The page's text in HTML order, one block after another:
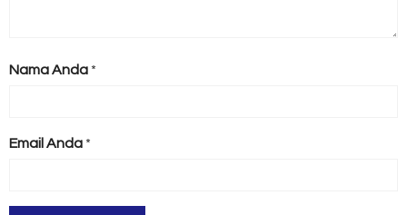
Nama Anda *
Email Anda *